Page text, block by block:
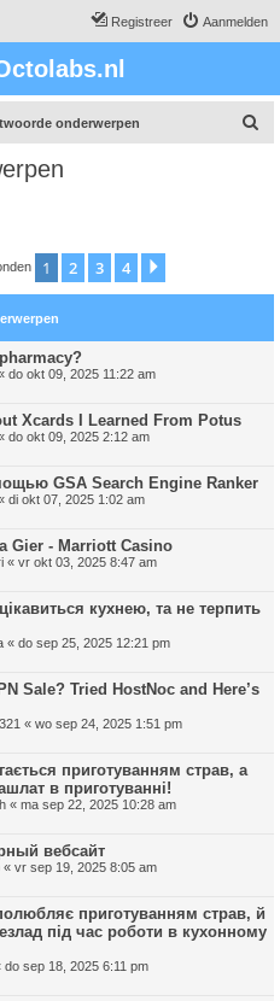
Aanmelden
Registreer
onderwerpen
1 2 3 4
do okt 09, 2025 11:22 am
Xcards I Learned From Potus
do okt 09, 2025 2:12 am
GSA Search Engine Ranker
di okt 07, 2025 1:02 am
Gier - Marriott Casino
« vr okt 03, 2025 8:47 am
кухнею, та не терпить
« do sep 25, 2025 12:21 pm
Sale? Tried HostNoc and Here’s
« wo sep 24, 2025 1:51 pm
приготуванням страв, а
в приготуванні!
« ma sep 22, 2025 10:28 am
вебсайт
« vr sep 19, 2025 8:05 am
приготуванням страв, й
під час роботи в кухонному
do sep 18, 2025 6:11 pm